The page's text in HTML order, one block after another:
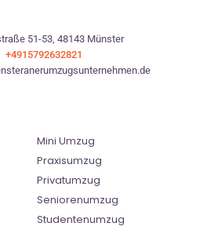
51-53, 48143 Münster
+4915792632821
Mini Umzug
Praxisumzug
Privatumzug
Seniorenumzug
Studentenumzug